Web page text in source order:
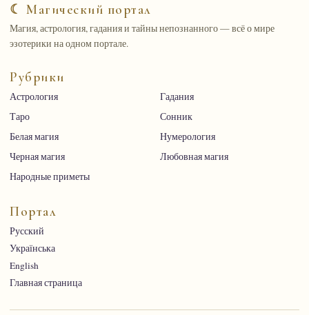
☾ Магический портал
Магия, астрология, гадания и тайны непознанного — всё о мире
эзотерики на одном портале.
Рубрики
Астрология
Гадания
Таро
Сонник
Белая магия
Нумерология
Черная магия
Любовная магия
Народные приметы
Портал
Русский
Українська
English
Главная страница